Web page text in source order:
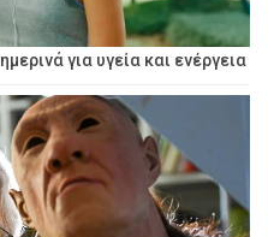
για υγεία και ενέργεια